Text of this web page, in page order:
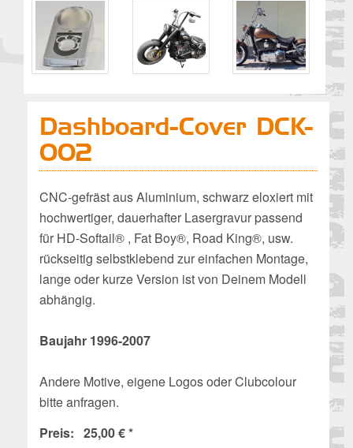
Dashboard-Cover DCK-
002
CNC-gefräst aus Aluminium, schwarz eloxiert mit
hochwertiger, dauerhafter Lasergravur passend
für HD-Softail® , Fat Boy®, Road King®, usw.
rückseitig selbstklebend zur einfachen Montage,
lange oder kurze Version ist von Deinem Modell
abhängig.
Baujahr 1996-2007
Andere Motive, eigene Logos oder Clubcolour
bitte anfragen.
Preis: 25,00 € *